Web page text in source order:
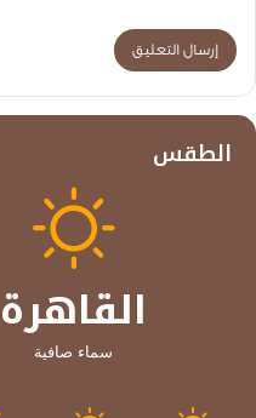
الطقس
القاهرة
سماء صافية